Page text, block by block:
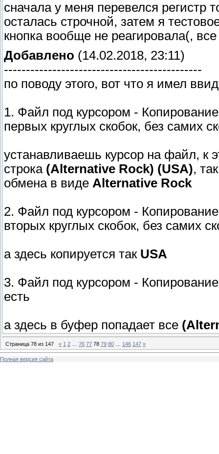
сначала у меня перевелся регистр
осталась строчной, затем я
кнопка вообще не реагировала(,
Добавлено (14.02.2018, 23:11)
---------------------------------------------
по поводу этого, вот что я имел
1. Файл под курсором -
первых круглых скобок, без самих
устанавливаешь курсор на файл, к
строка (Alternative Rock) (USA),
обмена в виде Alternative Rock
2. Файл под курсором -
вторых круглых скобок, без самих
а здесь копируется так USA
3. Файл под курсором -
есть
а здесь в буфер попадает все
Страница 78 из 147 « 1 2 76 77 78 79 80 146 147 »
Полная версия сайта